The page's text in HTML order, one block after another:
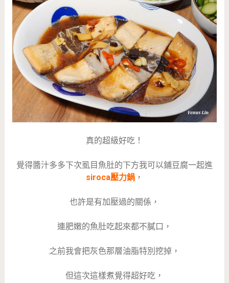
真的超級好吃！
覺得醬汁多多下次虱目魚肚的下方我可以鋪豆腐一起進
siroca壓力鍋，
也許是有加壓過的關係，
連肥嫩的魚肚吃起來都不膩口，
之前我會把灰色那層油脂特別挖掉，
但這次這樣煮覺得超好吃，